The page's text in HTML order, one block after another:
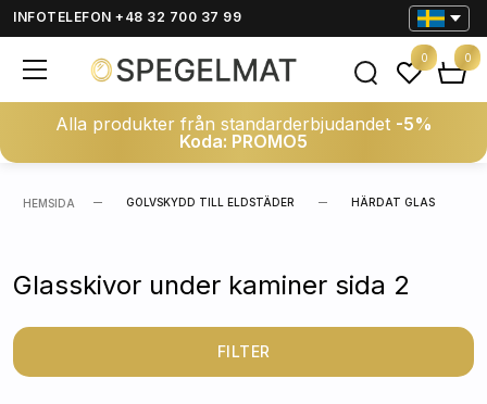
INFOTELEFON +48 32 700 37 99
Alla produkter från standarderbjudandet -5%
Koda: PROMO5
0 0
HEMSIDA GOLVSKYDD TILL ELDSTÄDER HÄRDAT GLAS
Glasskivor under kaminer sida 2
FILTER